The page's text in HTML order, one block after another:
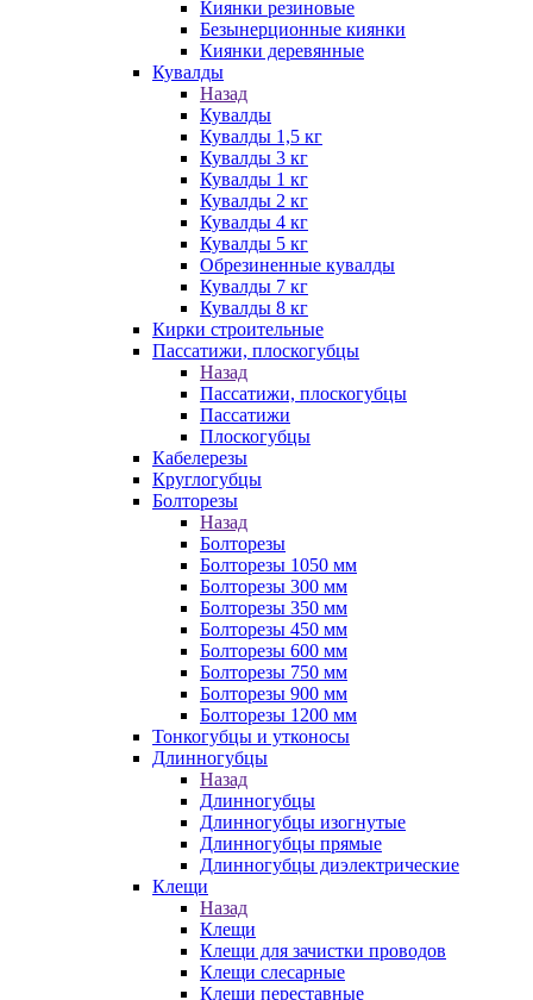
Киянки резиновые
Безынерционные киянки
Киянки деревянные
Кувалды
Назад
Кувалды
Кувалды 1,5 кг
Кувалды 3 кг
Кувалды 1 кг
Кувалды 2 кг
Кувалды 4 кг
Кувалды 5 кг
Обрезиненные кувалды
Кувалды 7 кг
Кувалды 8 кг
Кирки строительные
Пассатижи, плоскогубцы
Назад
Пассатижи, плоскогубцы
Пассатижи
Плоскогубцы
Кабелерезы
Круглогубцы
Болторезы
Назад
Болторезы
Болторезы 1050 мм
Болторезы 300 мм
Болторезы 350 мм
Болторезы 450 мм
Болторезы 600 мм
Болторезы 750 мм
Болторезы 900 мм
Болторезы 1200 мм
Тонкогубцы и утконосы
Длинногубцы
Назад
Длинногубцы
Длинногубцы изогнутые
Длинногубцы прямые
Длинногубцы диэлектрические
Клещи
Назад
Клещи
Клещи для зачистки проводов
Клещи слесарные
Клещи переставные